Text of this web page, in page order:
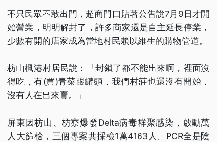
不只民眾不敢出門，超商門口貼著公告說7月9日才開
始營業，明明解封了，許多商家還是自主延長停業，
少數有開的店家成為當地村民賴以維生的購物管道。
枋山楓港村居民說：「封鎖了都不能出來啊，裡面沒
得吃，有(買)青菜跟罐頭，我們村莊也還沒有開始，
沒有人在出來賣。」
屏東因枋山、枋寮爆發Delta病毒群聚感染，啟動萬
人大篩檢，三個專案共採檢1萬4163人、PCR全是陰